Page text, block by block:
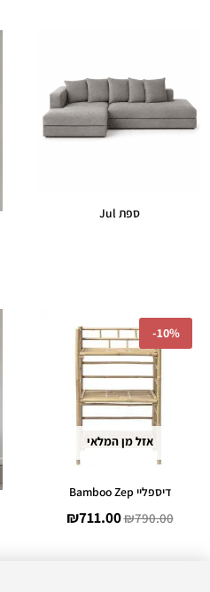
ספת Jul
10%
-
אזל מן המלאי
דיספליי Bamboo Zep
₪790.00
המקורי
היה:
₪790.00.
₪711.00